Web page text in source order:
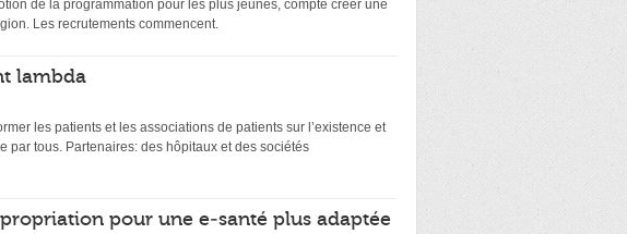
de la programmation pour les plus jeunes, compte créer une
Les recrutements commencent.
lambda
les patients et les associations de patients sur l’existence et
par tous. Partenaires: des hôpitaux et des sociétés
pour une e-santé plus adaptée